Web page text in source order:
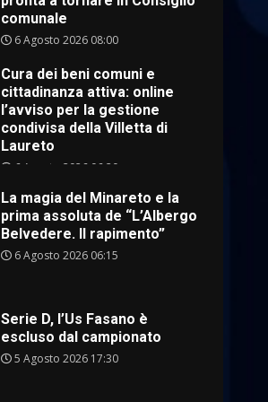
Cura dei beni comuni e
cittadinanza attiva: online
l’avviso per la gestione
condivisa della Villetta di
Laureto
6 Agosto 2026 06:20
La magia del Minareto e la
prima assoluta de “L’Albergo
6 Agosto 2026 06:15
Serie D, l’Us Fasano è